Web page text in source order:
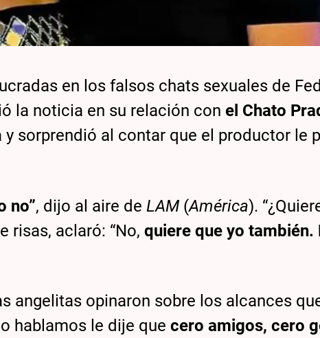
en los falsos chats sexuales de
la noticia en su relación conel Chato
sorprendió al contar que el productor le
no”, dijo al aire deLAM (América).
risas, aclaró: “No,quiere que yo también.
angelitas opinaron sobre los alcances
hablamos le dije quecero amigos, cero